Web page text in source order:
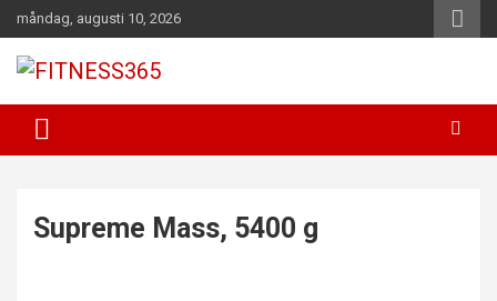
Hoppa
till
innehåll
måndag, augusti 10, 2026
FITNESS365
Supreme Mass, 5400 g